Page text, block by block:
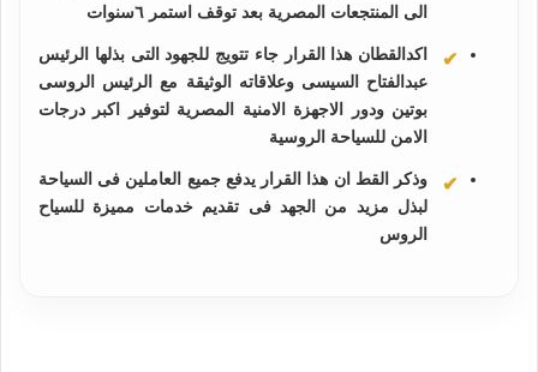
الى المنتجعات المصرية بعد توقف استمر ٦سنوات
اكدالقطان هذا القرار جاء تتويج للجهود التى بذلها الرئيس
عبدالفتاح السيسى وعلاقاته الوثيقة مع الرئيس الروسى
بوتين ودور الاجهزة الامنية المصرية لتوفير اكبر درجات
الامن للسياحة الروسية
وذكر القط ان هذا القرار يدفع جميع العاملين فى السياحة
لبذل مزيد من الجهد فى تقديم خدمات مميزة للسياح
الروس